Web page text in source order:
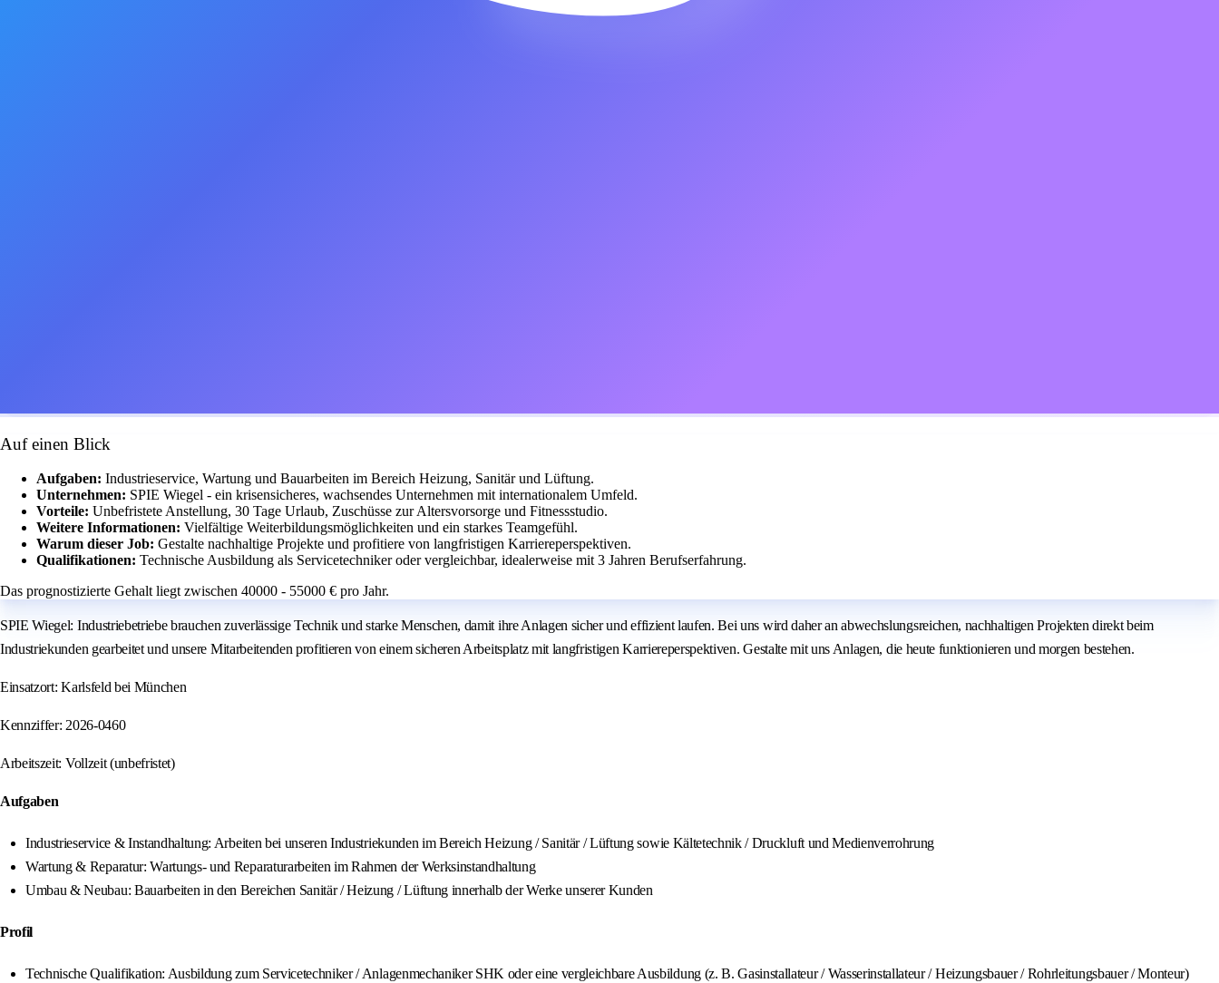
Auf einen Blick
Aufgaben: Industrieservice, Wartung und Bauarbeiten im Bereich Heizung, Sanitär und Lüftung.
Unternehmen: SPIE Wiegel - ein krisensicheres, wachsendes Unternehmen mit internationalem Umfeld.
Vorteile: Unbefristete Anstellung, 30 Tage Urlaub, Zuschüsse zur Altersvorsorge und Fitnessstudio.
Weitere Informationen: Vielfältige Weiterbildungsmöglichkeiten und ein starkes Teamgefühl.
Warum dieser Job: Gestalte nachhaltige Projekte und profitiere von langfristigen Karriereperspektiven.
Qualifikationen: Technische Ausbildung als Servicetechniker oder vergleichbar, idealerweise mit 3 Jahren Berufserfahrung.
Das prognostizierte Gehalt liegt zwischen 40000 - 55000 € pro Jahr.
SPIE Wiegel: Industriebetriebe brauchen zuverlässige Technik und starke Menschen, damit ihre Anlagen sicher und effizient laufen. Bei uns wird daher an abwechslungsreichen, nachhaltigen Projekten direkt beim
Industriekunden gearbeitet und unsere Mitarbeitenden profitieren von einem sicheren Arbeitsplatz mit langfristigen Karriereperspektiven. Gestalte mit uns Anlagen, die heute funktionieren und morgen bestehen.
Einsatzort: Karlsfeld bei München
Kennziffer: 2026-0460
Arbeitszeit: Vollzeit (unbefristet)
Aufgaben
Industrieservice & Instandhaltung: Arbeiten bei unseren Industriekunden im Bereich Heizung / Sanitär / Lüftung sowie Kältetechnik / Druckluft und Medienverrohrung
Wartung & Reparatur: Wartungs- und Reparaturarbeiten im Rahmen der Werksinstandhaltung
Umbau & Neubau: Bauarbeiten in den Bereichen Sanitär / Heizung / Lüftung innerhalb der Werke unserer Kunden
Profil
Technische Qualifikation: Ausbildung zum Servicetechniker / Anlagenmechaniker SHK oder eine vergleichbare Ausbildung (z. B. Gasinstallateur / Wasserinstallateur / Heizungsbauer / Rohrleitungsbauer / Monteur)